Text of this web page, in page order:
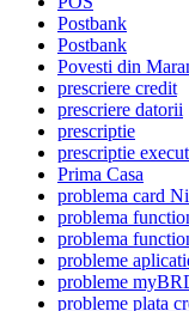
Postbank
Postbank
Povesti din
prescriere credit
prescriere datorii
prescriptie
prescriptie
Prima Casa
problema card
problema
problema
probleme
probleme
probleme plata